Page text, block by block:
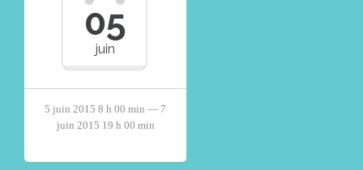
05
juin
5 juin 2015 8 h 00 min — 7
juin 2015 19 h 00 min